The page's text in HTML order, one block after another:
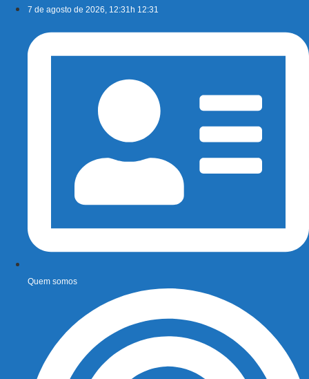
conteúdo
7 de agosto de 2026, 12:31h 12:31
Quem somos